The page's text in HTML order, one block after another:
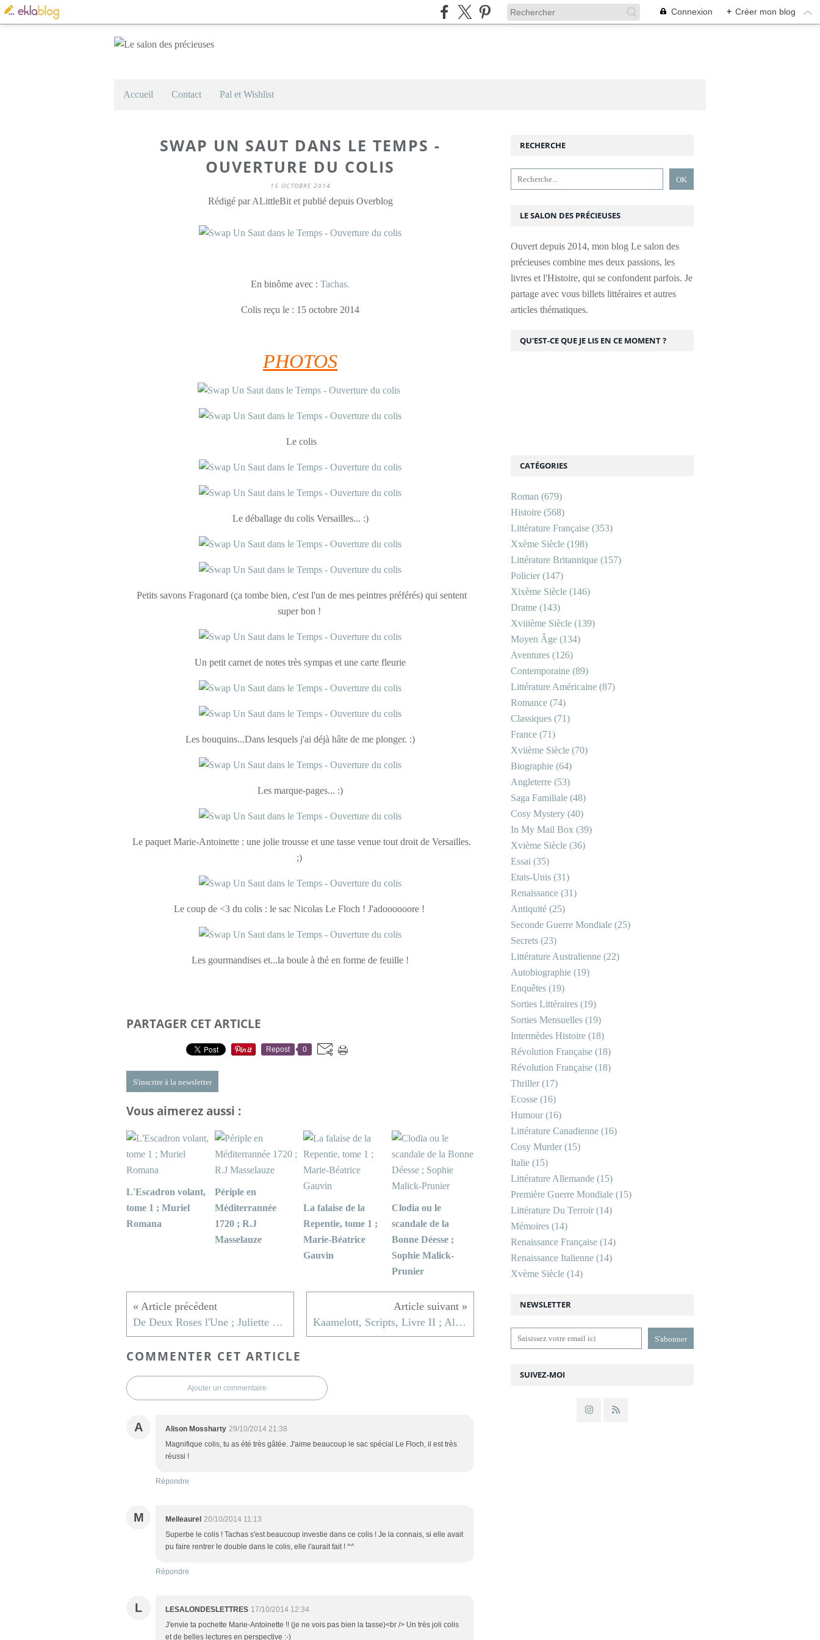
Connexion + Créer mon blog
Accueil Contact Pal et Wishlist
SWAP UN SAUT DANS LE TEMPS -
OUVERTURE DU COLIS
15 OCTOBRE 2014
Rédigé par ALittleBit et publié depuis Overblog
En binôme avec : Tachas.
Colis reçu le : 15 octobre 2014
PHOTOS
Le colis
Le déballage du colis Versailles... :)
Petits savons Fragonard (ça tombe bien, c'est l'un de mes peintres préférés) qui sentent
super bon !
Un petit carnet de notes très sympas et une carte fleurie
Les bouquins...Dans lesquels j'ai déjà hâte de me plonger. :)
Les marque-pages... :)
Le paquet Marie-Antoinette : une jolie trousse et une tasse venue tout droit de Versailles.
;)
Le coup de <3 du colis : le sac Nicolas Le Floch ! J'adoooooore !
Les gourmandises et...la boule à thé en forme de feuille !
PARTAGER CET ARTICLE
Repost 0
S'inscrire à la newsletter
Vous aimerez aussi :
L'Escadron volant,
tome 1 ; Muriel
Romana
Périple en
Méditerrannée
1720 ; R.J
Masselauze
La falaise de la
Repentie, tome 1 ;
Marie-Béatrice
Gauvin
Clodia ou le
scandale de la
Bonne Déesse ;
Sophie Malick-
Prunier
De Deux Roses l'Une ; Juliette Benzoni Kaamelott, Scripts, Livre II ; Alexandre Astier
COMMENTER CET ARTICLE
Ajouter un commentaire
A Alison Mossharty 29/10/2014 21:38
Magnifique colis, tu as été très gâtée. J'aime beaucoup le sac spécial Le Floch, il est très
réussi !
Répondre
M Melleaurel 20/10/2014 11:13
Superbe le colis ! Tachas s'est beaucoup investie dans ce colis ! Je la connais, si elle avait
pu faire rentrer le double dans le colis, elle l'aurait fait ! ^^
Répondre
L LESALONDESLETTRES 17/10/2014 12:34
J'envie ta pochette Marie-Antoinette !! (je ne vois pas bien la tasse)<br /> Un très joli colis
et de belles lectures en perspective :-)
NEWSLETTER
SUIVEZ-MOI
RECHERCHE
LE SALON DES PRÉCIEUSES
Ouvert depuis 2014, mon blog Le salon des
précieuses combine mes deux passions, les
livres et l'Histoire, qui se confondent parfois. Je
partage avec vous billets littéraires et autres
articles thématiques.
CATÉGORIES
Roman (679)
Histoire (568)
Littérature Française (353)
Xxème Siècle (198)
Littérature Britannique (157)
Policier(147)
Xixème Siècle (146)
Drame (143)
Xviiième Siècle (139)
Moyen Âge (134)
Aventures (126)
Contemporaine (89)
Littérature Américaine (87)
Romance (74)
Classiques (71)
France (71)
Xviième Siècle (70)
Biographie (64)
Angleterre (53)
Saga Familiale (48)
Cosy Mystery (40)
In My Mail Box (39)
Xvième Siècle (36)
Essai (35)
Etats-Unis (31)
Renaissance (31)
Antiquité (25)
Seconde Guerre Mondiale (25)
Secrets (23)
Littérature Australienne (22)
Autobiographie (19)
Enquêtes (19)
Sorties Littéraires (19)
Sorties Mensuelles (19)
Intermèdes Histoire (18)
Révolution Française (18)
Révolution Française (18)
Thriller(17)
Ecosse (16)
Humour(16)
Littérature Canadienne (16)
Cosy Murder(15)
Italie (15)
Littérature Allemande (15)
Première Guerre Mondiale (15)
Littérature Du Terroir(14)
Mémoires (14)
Renaissance Française (14)
Renaissance Italienne (14)
Xvème Siècle (14)
QU'EST-CE QUE JE LIS EN CE MOMENT ?